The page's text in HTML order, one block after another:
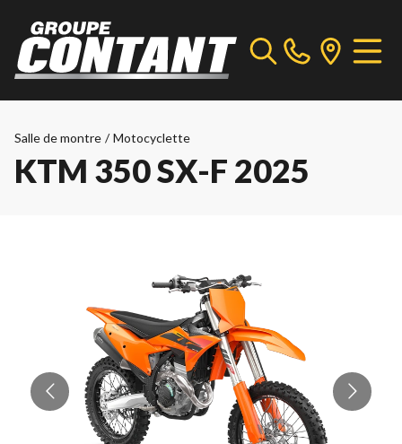
Salle de montre / Motocyclette
KTM 350 SX-F 2025